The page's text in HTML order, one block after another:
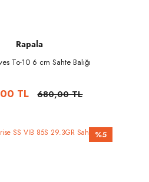
Rapala
To-10 6 cm Sahte Balığı
TL 680,00 TL
%5